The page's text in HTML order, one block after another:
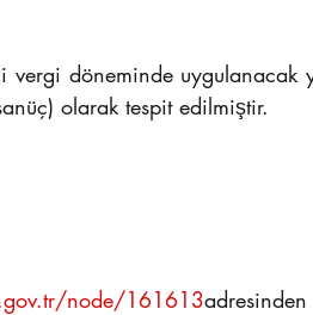
olarak tespit edilmiştir.
node/161613ad